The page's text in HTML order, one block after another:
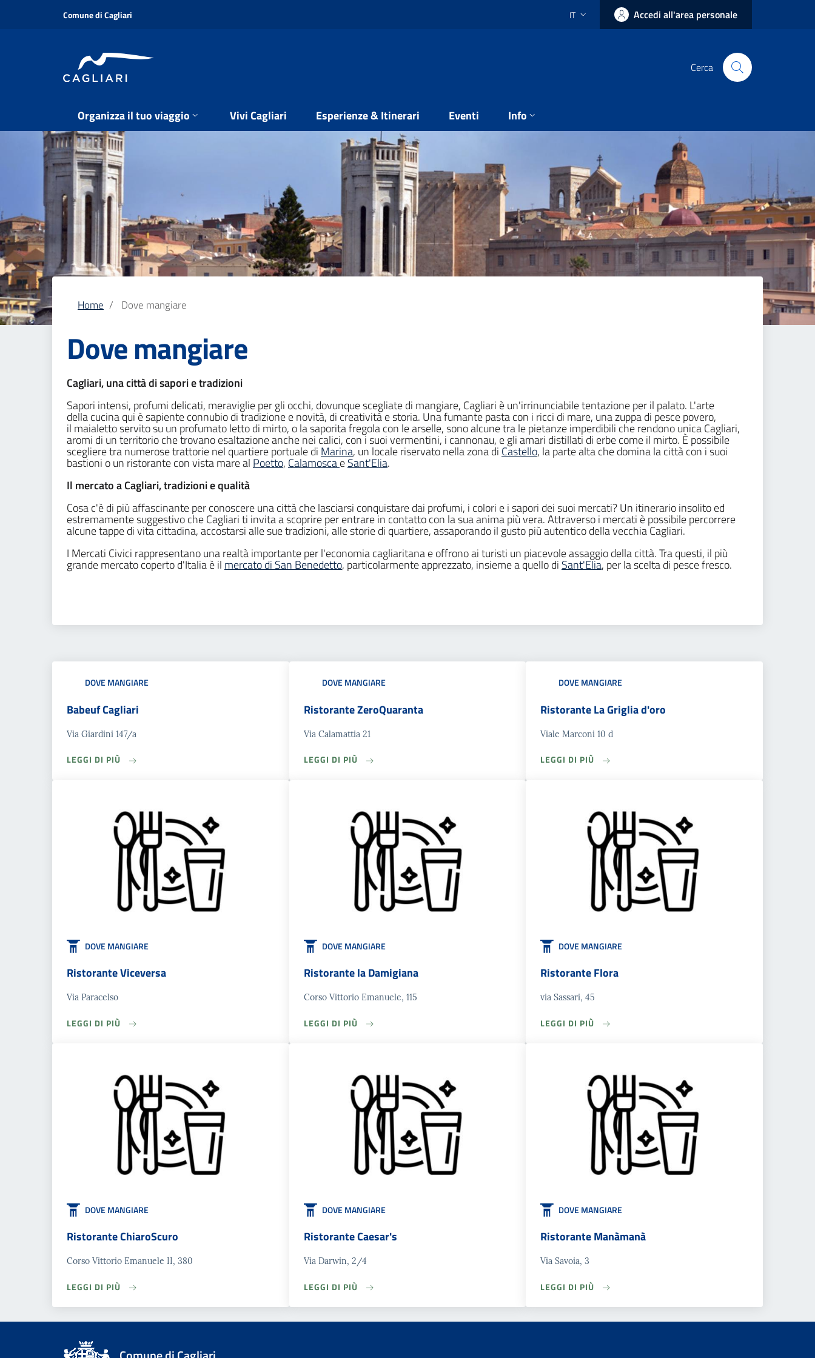
Comune di Cagliari IT Accedi all'area personale
Cerca
Organizza il tuo viaggio Vivi Cagliari Esperienze & Itinerari Eventi Info
Home Dove mangiare
Dove mangiare
Cagliari, una città di sapori e tradizioni
Sapori intensi, profumi delicati, meraviglie per gli occhi, dovunque scegliate di mangiare, Cagliari è un'irrinunciabile tentazione per il palato. L'arte
della cucina qui è sapiente connubio di tradizione e novità, di creatività e storia. Una fumante pasta con i ricci di mare, una zuppa di pesce povero,
il maialetto servito su un profumato letto di mirto, o la saporita fregola con le arselle, sono alcune tra le pietanze imperdibili che rendono unica Cagliari,
aromi di un territorio che trovano esaltazione anche nei calici, con i suoi vermentini, i cannonau, e gli amari distillati di erbe come il mirto. È possibile
scegliere tra numerose trattorie nel quartiere portuale di Marina, un locale riservato nella zona di Castello, la parte alta che domina la città con i suoi
bastioni o un ristorante con vista mare al Poetto, CalamoscaeSant'Elia.
Il mercato a Cagliari, tradizioni e qualità
Cosa c'è di più affascinante per conoscere una città che lasciarsi conquistare dai profumi, i colori e i sapori dei suoi mercati? Un itinerario insolito ed
estremamente suggestivo che Cagliari ti invita a scoprire per entrare in contatto con la sua anima più vera. Attraverso i mercati è possibile percorrere
alcune tappe di vita cittadina, accostarsi alle sue tradizioni, alle storie di quartiere, assaporando il gusto più autentico della vecchia Cagliari.
I Mercati Civici rappresentano una realtà importante per l'economia cagliaritana e offrono ai turisti un piacevole assaggio della città. Tra questi, il più
grande mercato coperto d'Italia è il mercato di San Benedetto, particolarmente apprezzato, insieme a quello di Sant'Elia, per la scelta di pesce fresco.
DOVE MANGIARE
Babeuf Cagliari
Via Giardini 147/a
LEGGI DI PIÙ
DOVE MANGIARE
Ristorante ZeroQuaranta
Via Calamattia 21
LEGGI DI PIÙ
DOVE MANGIARE
Ristorante La Griglia d'oro
Viale Marconi 10 d
LEGGI DI PIÙ
DOVE MANGIARE
Ristorante Viceversa
Via Paracelso
LEGGI DI PIÙ
DOVE MANGIARE
Ristorante la Damigiana
Corso Vittorio Emanuele, 115
LEGGI DI PIÙ
DOVE MANGIARE
Ristorante Flora
via Sassari, 45
LEGGI DI PIÙ
DOVE MANGIARE
Ristorante ChiaroScuro
Corso Vittorio Emanuele II, 380
LEGGI DI PIÙ
DOVE MANGIARE
Ristorante Caesar's
Via Darwin, 2/4
LEGGI DI PIÙ
DOVE MANGIARE
Ristorante Manàmanà
Via Savoia, 3
LEGGI DI PIÙ